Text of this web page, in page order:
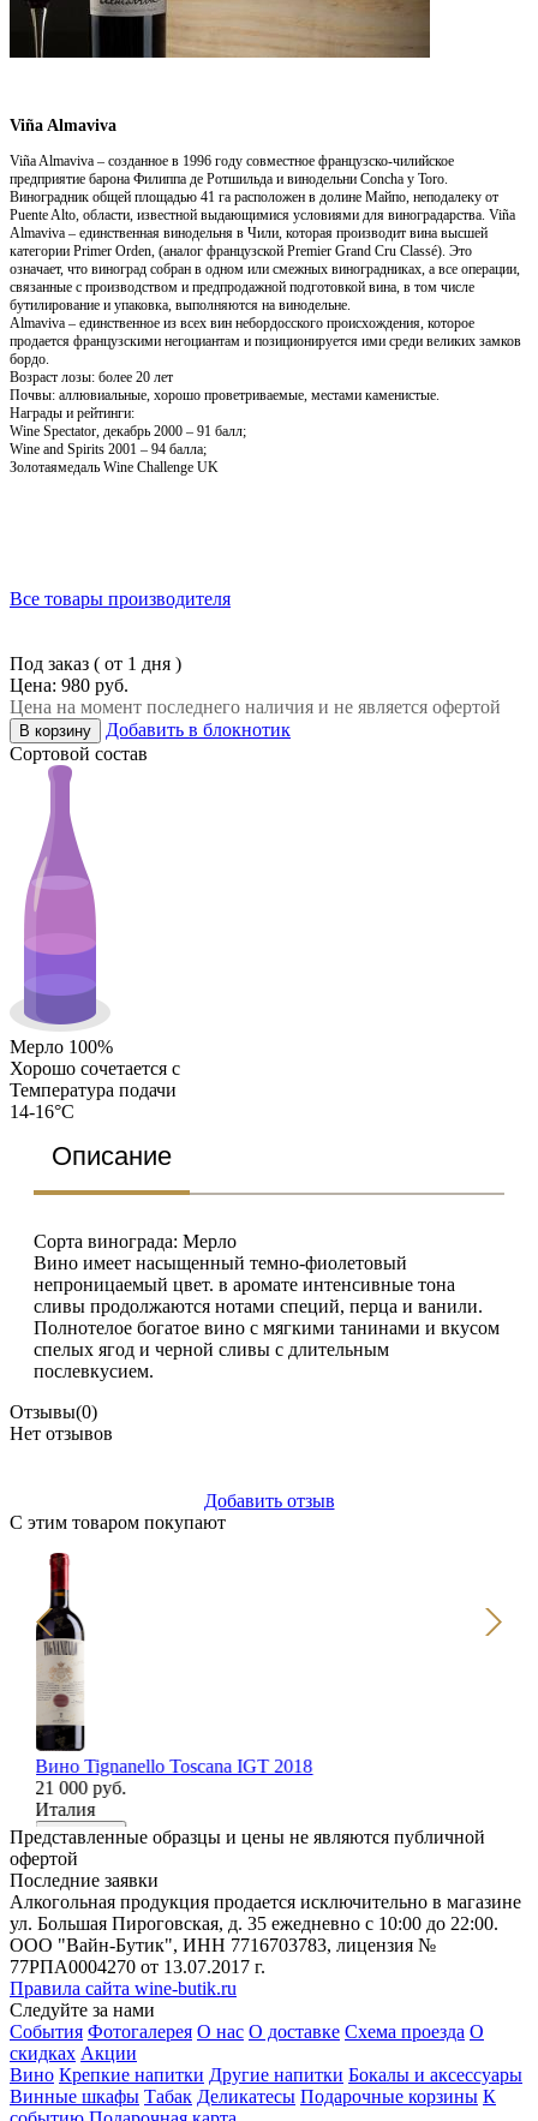
Viña Almaviva
Viña Almaviva – созданное в 1996 году совместное французско-чилийское
предприятие барона Филиппа де Ротшильда и винодельни Concha y Toro.
Виноградник общей площадью 41 га расположен в долине Майпо, неподалеку от
Puente Alto, области, известной выдающимися условиями для виноградарства. Viña
Almaviva – единственная винодельня в Чили, которая производит вина высшей
категории Primer Orden, (аналог французской Premier Grand Cru Classé). Это
означает, что виноград собран в одном или смежных виноградниках, а все операции,
связанные с производством и предпродажной подготовкой вина, в том числе
бутилирование и упаковка, выполняются на винодельне.
Almaviva – единственное из всех вин небордосского происхождения, которое
продается французскими негоциантам и позиционируется ими среди великих замков
бордо.
Возраст лозы: более 20 лет
Почвы: аллювиальные, хорошо проветриваемые, местами каменистые.
Награды и рейтинги:
Wine Spectator, декабрь 2000 – 91 балл;
Wine and Spirits 2001 – 94 балла;
Золотаямедаль Wine Challenge UK
Все товары производителя
Под заказ ( от 1 дня )
Цена: 980 руб.
Цена на момент последнего наличия и не является офертой
В корзину
Добавить в блокнотик
Сортовой состав
Мерло 100%
Хорошо сочетается с
Температура подачи
14-16°C
Описание
Сорта винограда: Мерло
Вино имеет насыщенный темно-фиолетовый
непроницаемый цвет. в аромате интенсивные тона
сливы продолжаются нотами специй, перца и ванили.
Полнотелое богатое вино с мягкими танинами и вкусом
спелых ягод и черной сливы с длительным
послевкусием.
Отзывы(0)
Нет отзывов
Добавить отзыв
С этим товаром покупают
Вино Tignanello Toscana IGT 2018
21 000 руб.
Италия
В корзину
Представленные образцы и цены не являются публичной
офертой
Последние заявки
Алкогольная продукция продается исключительно в магазине
ул. Большая Пироговская, д. 35 ежедневно с 10:00 до 22:00.
ООО "Вайн-Бутик", ИНН 7716703783, лицензия №
77РПА0004270 от 13.07.2017 г.
Правила сайта wine-butik.ru
Следуйте за нами
События Фотогалерея О нас О доставке Схема проезда О
скидках Акции
Вино Крепкие напитки Другие напитки Бокалы и аксессуары
Винные шкафы Табак Деликатесы Подарочные корзины К